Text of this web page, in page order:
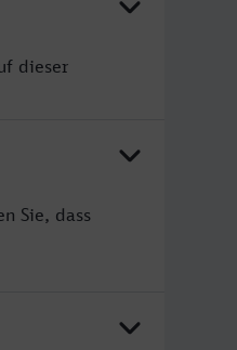
dieser
Sie, dass